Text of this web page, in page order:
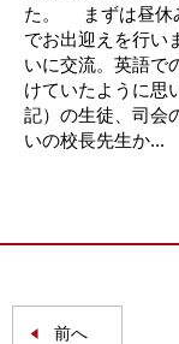
た。 まずは昼休
でお出迎えを行
いに交流。英語で
けていたように
記）の生徒、司会
いの校長先生か...
前へ